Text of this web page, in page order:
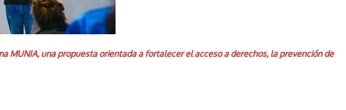
MUNIA, una propuesta orientada a fortalecer el acceso a derechos, la prevención de